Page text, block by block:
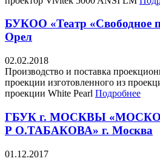
БУКОО «Театр «Свободное
Орел
02.02.2018
Производство и поставка
проекции изготовленного из
проекции White Pearl Подробнее
ГБУК г. МОСКВЫ
Р О.ТАБАКОВА» г. Москва
01.12.2017